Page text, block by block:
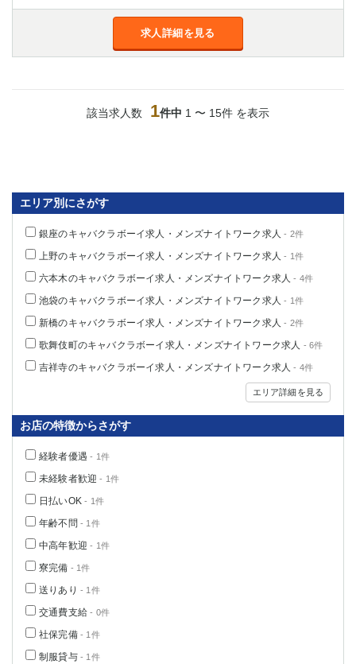
求人詳細を見る
該当求人数 1件中 1 〜 15件 を表示
エリア別にさがす
銀座のキャバクラボーイ求人・メンズナイトワーク求人 - 2件
上野のキャバクラボーイ求人・メンズナイトワーク求人 - 1件
六本木のキャバクラボーイ求人・メンズナイトワーク求人 - 4件
池袋のキャバクラボーイ求人・メンズナイトワーク求人 - 1件
新橋のキャバクラボーイ求人・メンズナイトワーク求人 - 2件
歌舞伎町のキャバクラボーイ求人・メンズナイトワーク求人 - 6件
吉祥寺のキャバクラボーイ求人・メンズナイトワーク求人 - 4件
エリア詳細を見る
お店の特徴からさがす
経験者優遇 - 1件
未経験者歓迎 - 1件
日払いOK - 1件
年齢不問 - 1件
中高年歓迎 - 1件
寮完備 - 1件
送りあり - 1件
交通費支給 - 0件
社保完備- 1件
制服貸与- 1件
新小岩
幡ヶ谷
小岩
久米川
本厚木
武蔵小杉
橋本
小田原
横浜・桜木町
関内・馬車道・日ノ出町 武蔵新城
元住吉
茅ヶ崎
戸塚
たまプラーザ
大船
相模原
埼玉県
志木
草加
所沢
獨協大学前＜草加松原＞
春日部
蕨
船橋
成田